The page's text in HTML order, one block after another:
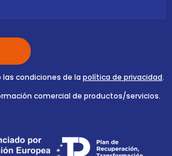
las condiciones de la política de privacidad.
comercial de productos/servicios.